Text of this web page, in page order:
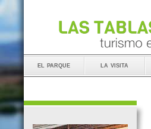
el parque la visita